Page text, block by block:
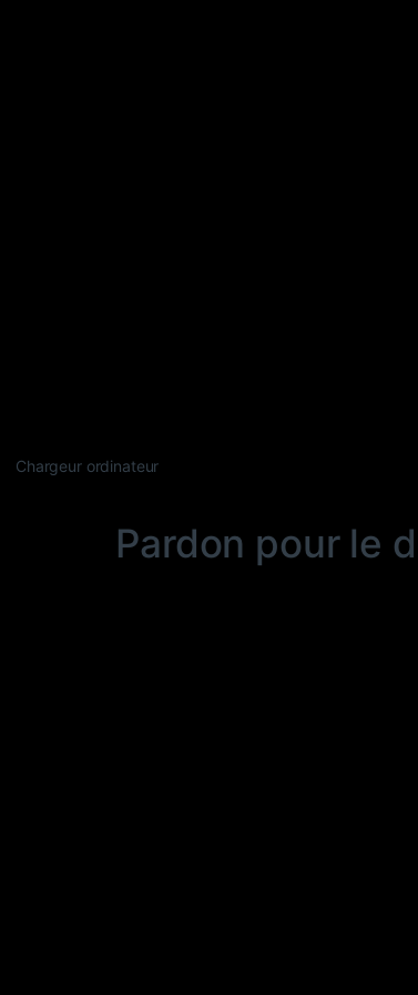
Chargeur ordinateur
Pardon pour le